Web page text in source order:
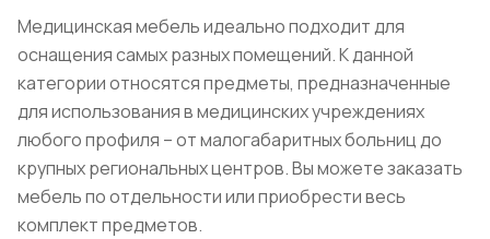
Медицинская мебель идеально подходит для
оснащения самых разных помещений. К данной
категории относятся предметы, предназначенные
для использования в медицинских учреждениях
любого профиля – от малогабаритных больниц до
крупных региональных центров. Вы можете заказать
мебель по отдельности или приобрести весь
комплект предметов.